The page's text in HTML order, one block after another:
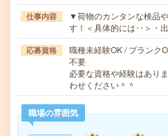
仕事内容
▼荷物のカンタンな検品
す！＜具体的には‥＞・
応募資格
職種未経験OK / ブランク
不要
必要な資格や経験はあり
わせください＾＾
職場の雰囲気